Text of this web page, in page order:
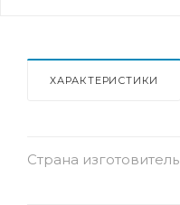
ХАРАКТЕРИСТИКИ
Страна изготовитель